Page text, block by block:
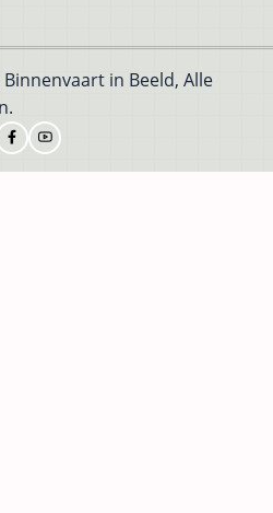
in Beeld, Alle